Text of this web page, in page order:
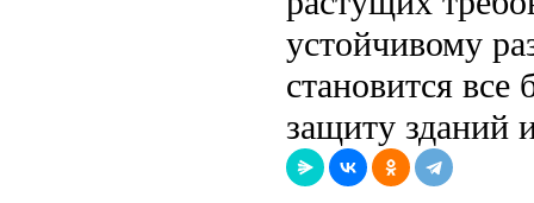
устойчивому
становится
защиту зданий